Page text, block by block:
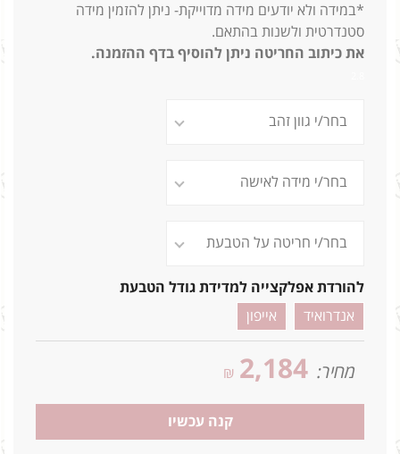
*במידה ולא יודעים מידה מדוייקת- ניתן להזמין מידה
סטנדרטית ולשנות בהתאם.
את כיתוב החריטה ניתן להוסיף בדף ההזמנה.
להורדת אפלקצייה למדידת גודל הטבעת
אנדרואיד
אייפון
מחיר: 2,184
₪
קנה עכשיו